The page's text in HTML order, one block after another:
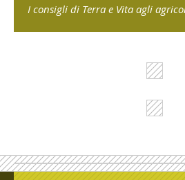
I consigli di Terra e Vita agli